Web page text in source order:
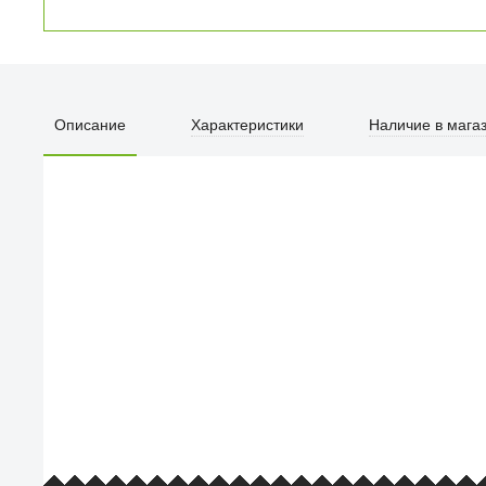
Описание Характеристики Наличие в